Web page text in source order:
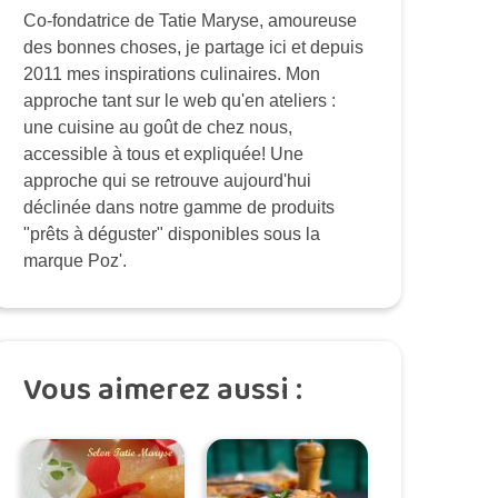
Co-fondatrice de Tatie Maryse, amoureuse
des bonnes choses, je partage ici et depuis
2011 mes inspirations culinaires. Mon
approche tant sur le web qu'en ateliers :
une cuisine au goût de chez nous,
accessible à tous et expliquée! Une
approche qui se retrouve aujourd'hui
déclinée dans notre gamme de produits
"prêts à déguster" disponibles sous la
marque Poz'.
Vous aimerez aussi :